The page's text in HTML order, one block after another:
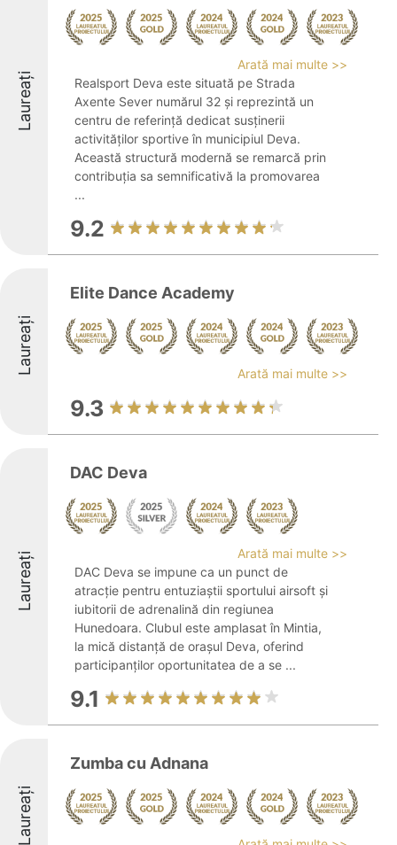
Laureați
Arată mai multe >>
Realsport Deva este situată pe Strada
Axente Sever numărul 32 și reprezintă un
centru de referință dedicat susținerii
activităților sportive în municipiul Deva.
Această structură modernă se remarcă prin
contribuția sa semnificativă la promovarea
...
9.2
Laureați
Elite Dance Academy
Arată mai multe >>
9.3
Laureați
DAC Deva
Arată mai multe >>
DAC Deva se impune ca un punct de
atracție pentru entuziaștii sportului airsoft și
iubitorii de adrenalină din regiunea
Hunedoara. Clubul este amplasat în Mintia,
la mică distanță de orașul Deva, oferind
participanților oportunitatea de a se ...
9.1
Laureați
Zumba cu Adnana